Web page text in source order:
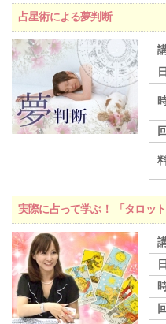
占星術による夢判断
実際に占って学ぶ！ 「タロッ